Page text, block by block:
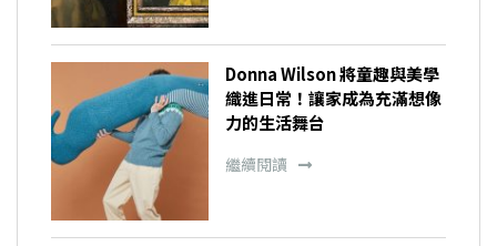
Donna Wilson 將童趣與美學
織進日常！讓家成為充滿想像
力的生活舞台
繼續閱讀